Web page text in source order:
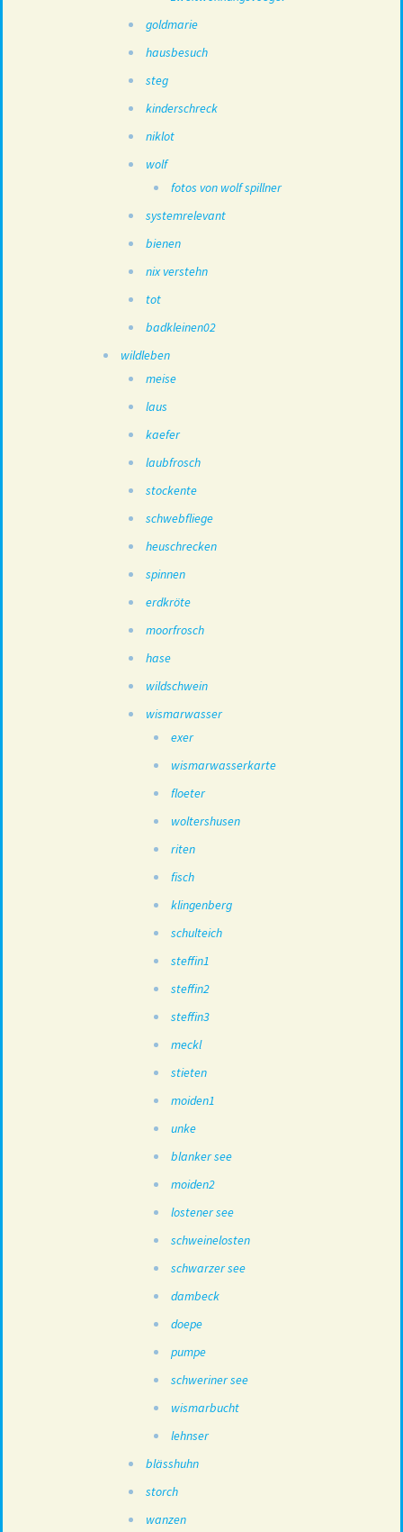
goldmarie
hausbesuch
steg
kinderschreck
niklot
wolf
fotos von wolf spillner
systemrelevant
bienen
nix verstehn
tot
badkleinen02
wildleben
meise
laus
kaefer
laubfrosch
stockente
schwebfliege
heuschrecken
spinnen
erdkröte
moorfrosch
hase
wildschwein
wismarwasser
exer
wismarwasserkarte
floeter
woltershusen
riten
fisch
klingenberg
schulteich
steffin1
steffin2
steffin3
meckl
stieten
moiden1
unke
blanker see
moiden2
lostener see
schweinelosten
schwarzer see
dambeck
doepe
pumpe
schweriner see
wismarbucht
lehnser
blässhuhn
storch
wanzen